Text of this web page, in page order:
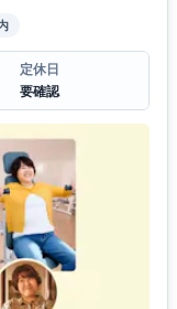
定休日
要確認